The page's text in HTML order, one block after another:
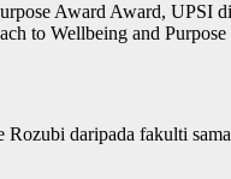
Award Award, UPSI
to Wellbeing and
daripada fakulti